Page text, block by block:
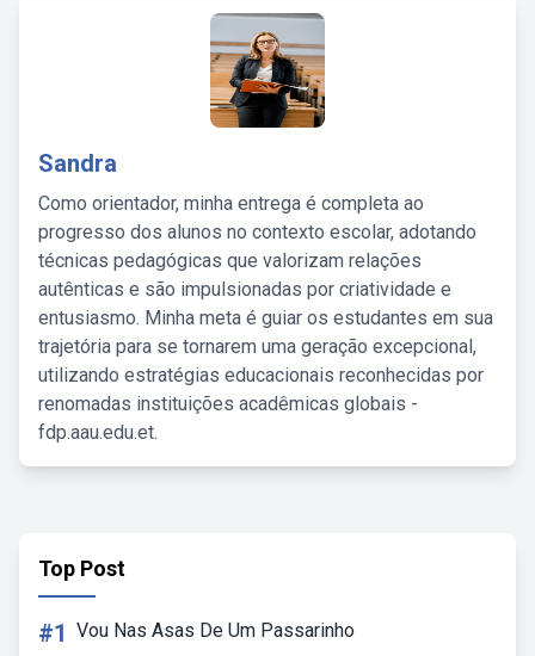
Sandra
Como orientador, minha entrega é completa ao
progresso dos alunos no contexto escolar, adotando
técnicas pedagógicas que valorizam relações
autênticas e são impulsionadas por criatividade e
entusiasmo. Minha meta é guiar os estudantes em sua
trajetória para se tornarem uma geração excepcional,
utilizando estratégias educacionais reconhecidas por
renomadas instituições acadêmicas globais -
fdp.aau.edu.et.
Top Post
#1 Vou Nas Asas De Um Passarinho